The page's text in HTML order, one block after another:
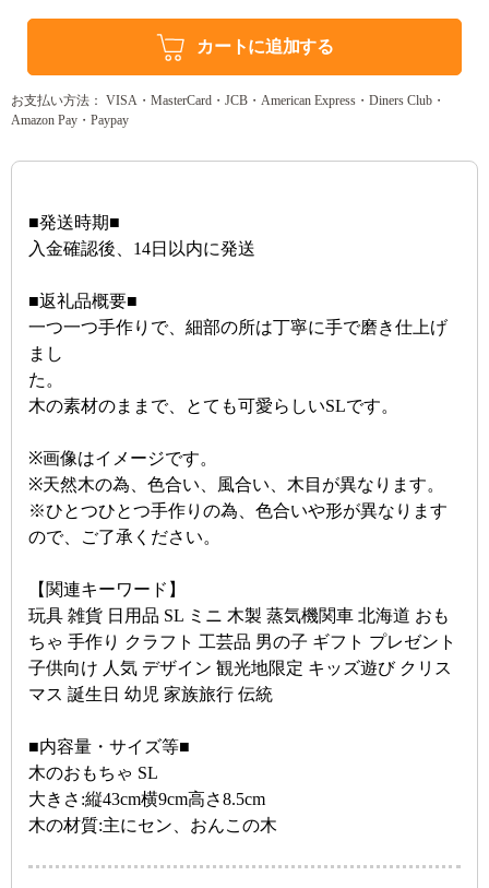
カートに追加する
お支払い方法： VISA・MasterCard・JCB・American Express・Diners Club・
Amazon Pay・Paypay
■発送時期■
入金確認後、14日以内に発送
■返礼品概要■
一つ一つ手作りで、細部の所は丁寧に手で磨き仕上げ
まし
た。
木の素材のままで、とても可愛らしいSLです。
※画像はイメージです。
※天然木の為、色合い、風合い、木目が異なります。
※ひとつひとつ手作りの為、色合いや形が異なります
ので、ご了承ください。
【関連キーワード】
玩具 雑貨 日用品 SL ミニ 木製 蒸気機関車 北海道 おも
ちゃ 手作り クラフト 工芸品 男の子 ギフト プレゼント
子供向け 人気 デザイン 観光地限定 キッズ遊び クリス
マス 誕生日 幼児 家族旅行 伝統
■内容量・サイズ等■
木のおもちゃ SL
大きさ:縦43cm横9cm高さ8.5cm
木の材質:主にセン、おんこの木